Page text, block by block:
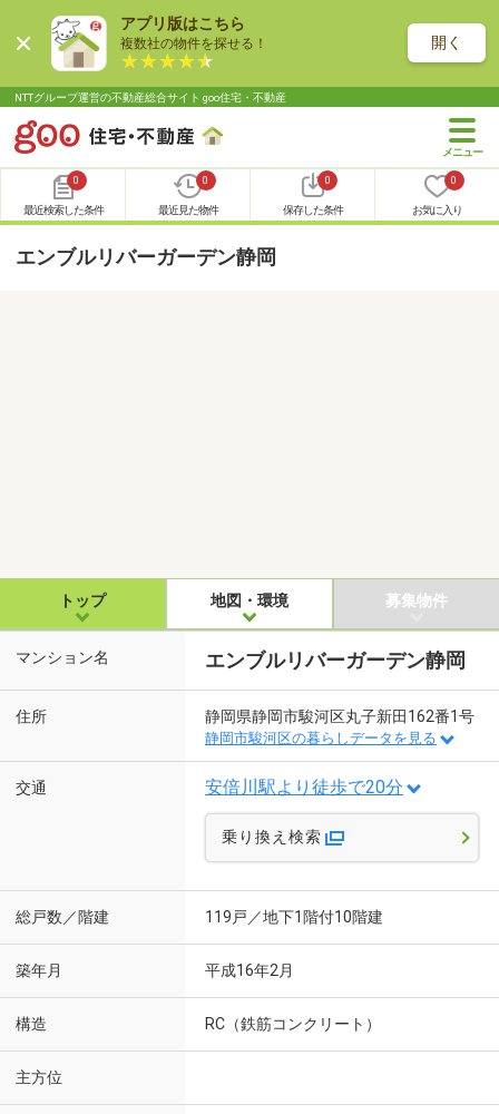
アプリ版はこちら
複数社の物件を探せる！ 開く
NTTグループ運営の不動産総合サイト goo住宅・不動産
0
最近検索した条件
0
最近見た物件
0
保存した条件
0
お気に入り
エンブルリバーガーデン静岡
トップ 地図・環境 募集物件
マンション名 エンブルリバーガーデン静岡
住所 静岡県静岡市駿河区丸子新田162番1号
静岡市駿河区の暮らしデータを見る
交通 安倍川駅より徒歩で20分
乗り換え検索
総戸数／階建 119戸／地下1階付10階建
築年月 平成16年2月
構造 RC（鉄筋コンクリート）
主方位